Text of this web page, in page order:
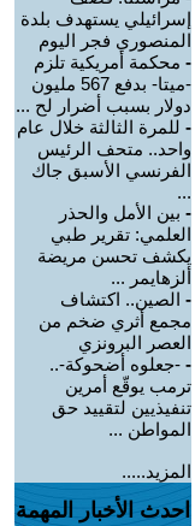
إسرائيلي يستهدف بلدة
المنصوري فجر اليوم
- محكمة أمريكية تلزم
-ميتا- بدفع 567 مليون
دولار بسبب أضرار لح ...
- للمرة الثالثة خلال عام
واحد.. متحف الرئيس
الفرنسي الأسبق جاك
...
- بين الأمل والحذر
العلمي: تقرير طبي
يكشف تحسن مريضة
ألزهايمر ...
- الصين.. اكتشاف
مجمع أثري ضخم من
العصر البرونزي
- -جعلوه أضحوكة-..
ترمب يوقّع أمرين
تنفيذيين لتقييد حق
المواطن ...
المزيد.....
احدث الأخبار المهمة